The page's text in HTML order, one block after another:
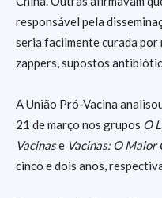
responsável pela
seria facilmente curada por
zappers, supostos
A União Pró-Vacina
21 de março nos grupos O
Vacinase Vacinas: O Maior
cinco e dois anos,